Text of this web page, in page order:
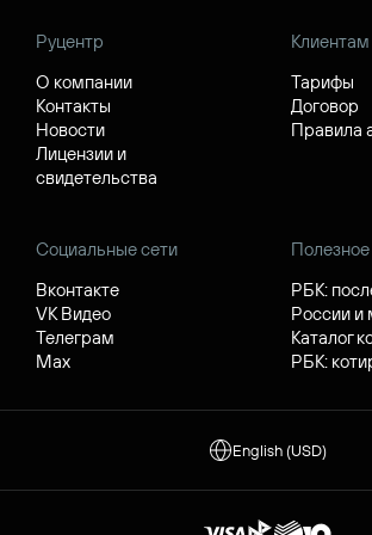
Руцентр
О компании
Контакты
Новости
Лицензии и
свидетельства
Клиентам
Тарифы
Договор
Правила
Социальные сети
Вконтакте
VK Видео
Телеграм
Max
Полезное
РБК:
России и
Каталог
РБК:
English (USD)